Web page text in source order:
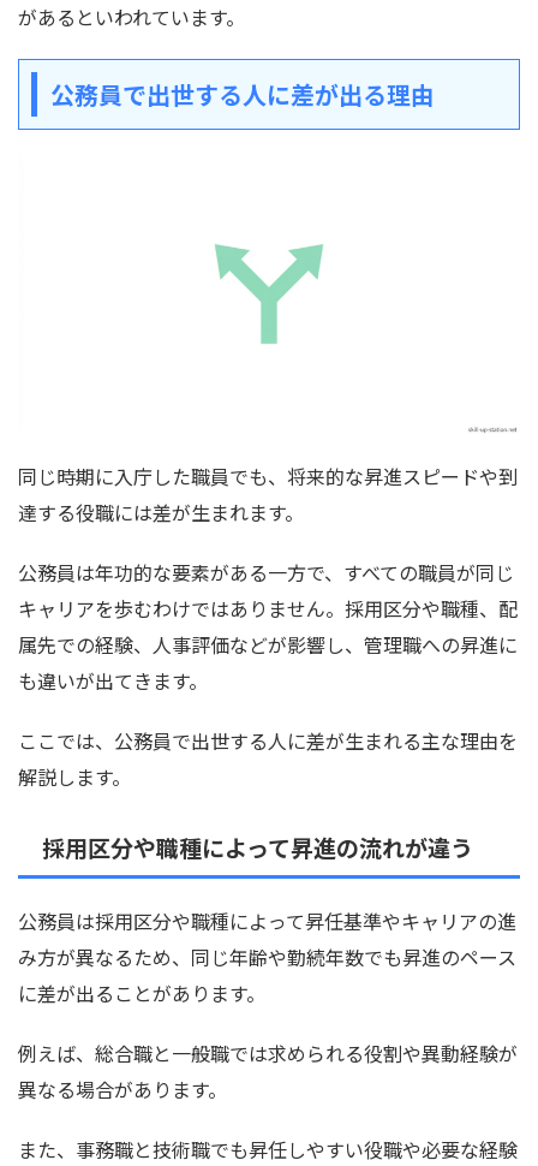
があるといわれています。
公務員で出世する人に差が出る理由
同じ時期に入庁した職員でも、将来的な昇進スピードや到
達する役職には差が生まれます。
公務員は年功的な要素がある一方で、すべての職員が同じ
キャリアを歩むわけではありません。採用区分や職種、配
属先での経験、人事評価などが影響し、管理職への昇進に
も違いが出てきます。
ここでは、公務員で出世する人に差が生まれる主な理由を
解説します。
採用区分や職種によって昇進の流れが違う
公務員は採用区分や職種によって昇任基準やキャリアの進
み方が異なるため、同じ年齢や勤続年数でも昇進のペース
に差が出ることがあります。
例えば、総合職と一般職では求められる役割や異動経験が
異なる場合があります。
また、事務職と技術職でも昇任しやすい役職や必要な経験